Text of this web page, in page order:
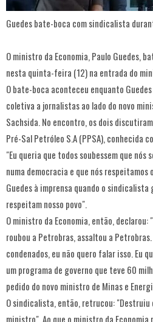
Guedes bate-boca com sindicalista
O ministro da Economia, Paulo Guedes,
nesta quinta-feira (12) na entrada do
O bate-boca aconteceu enquanto
coletiva a jornalistas ao lado do novo
Sachsida. No encontro, os dois
Pré-Sal Petróleo S.A (PPSA), conhecida
"Eu queria que todos soubessem que nós
numa democracia e que nós respeitamos
Guedes à imprensa quando o sindicalista
respeitam nosso povo".
O ministro da Economia, então, declarou:
roubou a Petrobras, assaltou a
condenados, eu não quero falar isso. Eu
um programa de governo que teve 60
pedido do novo ministro de Minas e
O sindicalista, então, retrucou:
ministro". Ao que o ministro da Economia